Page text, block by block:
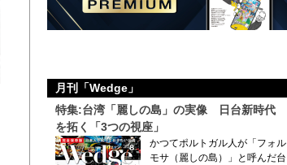
月刊「Wedge」
特集:台湾「麗しの島」の実像 日台新時代
を拓く「3つの視座」
かつてポルトガル人が「フォル
モサ（麗しの島）」と呼んだ台